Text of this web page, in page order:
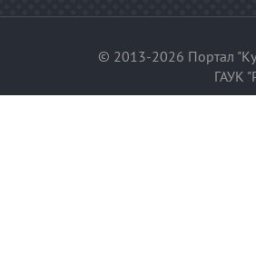
© 2013-2026 Портал
ГАУК